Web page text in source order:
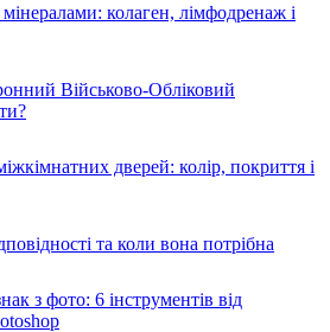
колаген, лімфодренаж і
Військово-Обліковий
дверей: колір, покриття і
та коли вона потрібна
з фото: 6 інструментів від